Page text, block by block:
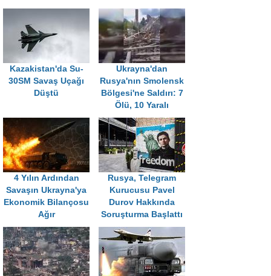
Kazakistan'da Su-
30SM Savaş Uçağı
Düştü
Ukrayna'dan
Rusya'nın Smolensk
Bölgesi'ne Saldırı: 7
Ölü, 10 Yaralı
4 Yılın Ardından
Savaşın Ukrayna'ya
Ekonomik Bilançosu
Ağır
Rusya, Telegram
Kurucusu Pavel
Durov Hakkında
Soruşturma Başlattı